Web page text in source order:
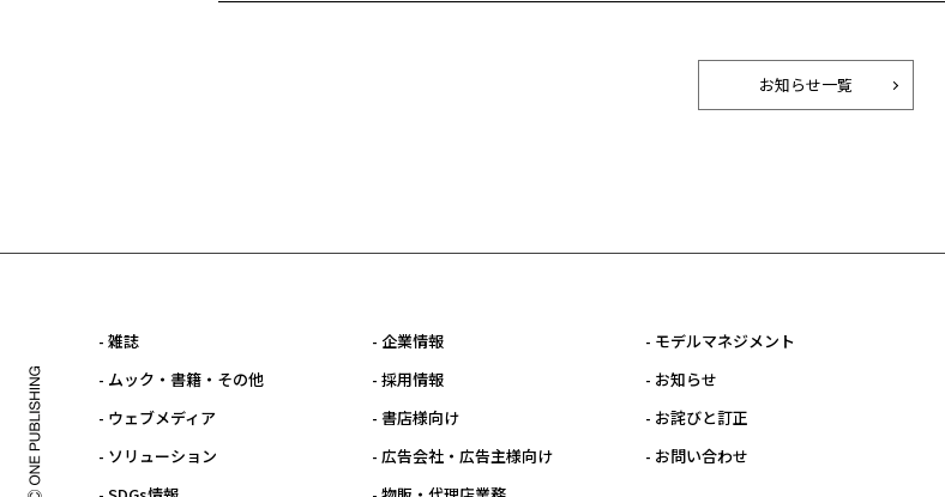
お知らせ一覧
- 雑誌
- ムック・書籍・その他
- ウェブメディア
- ソリューション
- 企業情報
- 採用情報
- 書店様向け
- 広告会社・広告主様向け
- モデルマネジメント
- お知らせ
- お詫びと訂正
- お問い合わせ